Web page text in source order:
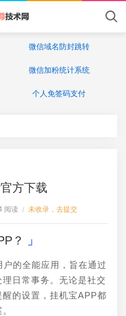
微信域名防封跳转
微信加粉统计系统
个人免签码支付
方下载
阅读 / 未收录，去提交
？
的全能应用，旨在通过
日常事务。无论是社交
的设置，挂机宝APP都